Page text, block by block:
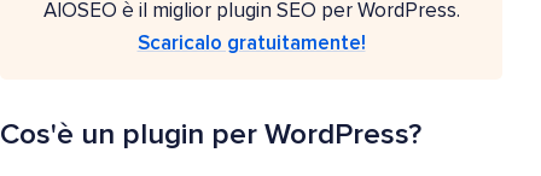
AIOSEO è il miglior plugin SEO per WordPress.
Scaricalo gratuitamente!
Cos'è un plugin per WordPress?